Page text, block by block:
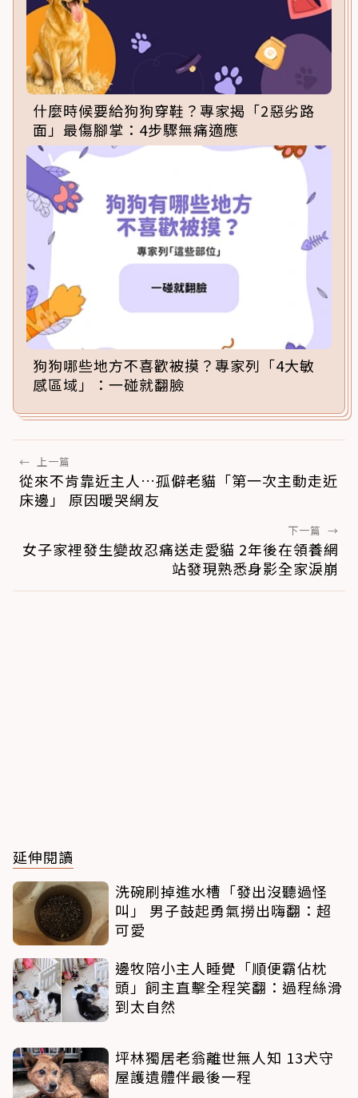
什麼時候要給狗狗穿鞋？專家揭「2惡劣路
面」最傷腳掌：4步驟無痛適應
狗狗哪些地方不喜歡被摸？專家列「4大敏
感區域」：一碰就翻臉
← 上一篇
從來不肯靠近主人…孤僻老貓「第一次主動走近
床邊」 原因暖哭網友
下一篇 →
女子家裡發生變故忍痛送走愛貓 2年後在領養網
站發現熟悉身影全家淚崩
延伸閱讀
洗碗刷掉進水槽「發出沒聽過怪
叫」 男子鼓起勇氣撈出嗨翻：超
可愛
邊牧陪小主人睡覺「順便霸佔枕
頭」飼主直擊全程笑翻：過程絲滑
到太自然
坪林獨居老翁離世無人知 13犬守
屋護遺體伴最後一程